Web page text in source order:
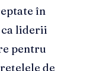
în
ca liderii
pentru
de